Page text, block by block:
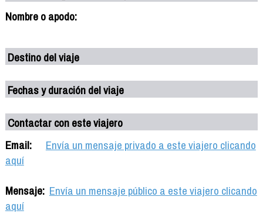
Nombre o apodo:
Destino del viaje
Fechas y duración del viaje
Contactar con este viajero
Email:
Envía un mensaje privado a este viajero clicando
aquí
Mensaje: Envía un mensaje público a este viajero clicando
aquí